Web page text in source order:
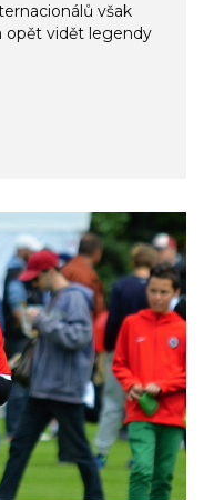
však
opět vidět legendy